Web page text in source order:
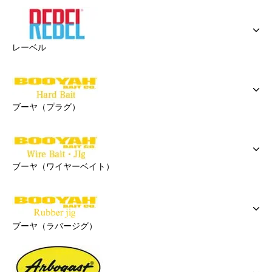
レーベル
ブーヤ（プラグ）
ブーヤ（ワイヤーベイト）
ブーヤ（ラバージグ）